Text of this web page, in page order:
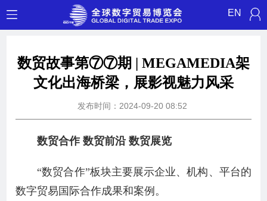
EN
数贸故事第⑦⑦期 | MEGAMEDIA架
文化出海桥梁，展影视魅力风采
发布时间：2024-09-20 08:52
数贸合作 数贸前沿 数贸展览
“数贸合作”板块主要展示企业、机构、平台的
数字贸易国际合作成果和案例。